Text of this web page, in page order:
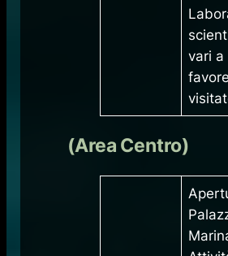
vari a
(Area Centro)